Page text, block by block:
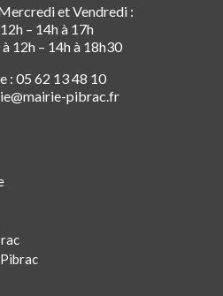
et Vendredi :
– 14h à 17h
12h – 14h à 18h30
: 05 62 13 48 10
pibrac.fr